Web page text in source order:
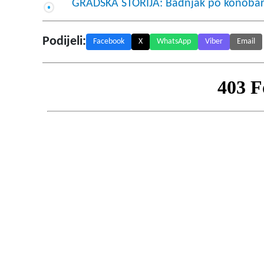
GRADSKA ŠTORIJA: Badnjak po
Podijeli: Facebook X WhatsApp Viber Email